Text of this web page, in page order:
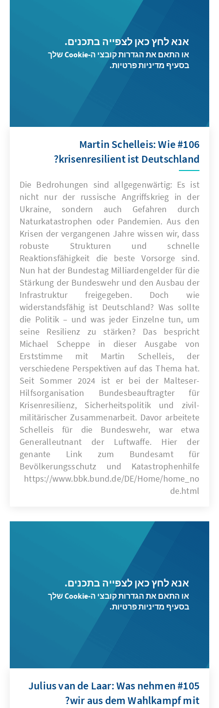
אנא לחץ כאן לצפייה בתכנים.
או התאם את הגדרות קובצי ה-Cookie שלך
בסעיף מדיניות פרטיות.
#106 Martin Schelleis: Wie
krisenresilient ist Deutschland?
Die Bedrohungen sind allgegenwärtig: Es ist
nicht nur der russische Angriffskrieg in der
Ukraine, sondern auch Gefahren durch
Naturkatastrophen oder Pandemien. Aus den
Krisen der vergangenen Jahre wissen wir, dass
robuste Strukturen und schnelle
Reaktionsfähigkeit die beste Vorsorge sind.
Nun hat der Bundestag Milliardengelder für die
Stärkung der Bundeswehr und den Ausbau der
Infrastruktur freigegeben. Doch wie
widerstandsfähig ist Deutschland? Was sollte
die Politik – und was jeder Einzelne tun, um
seine Resilienz zu stärken? Das bespricht
Michael Scheppe in dieser Ausgabe von
Erststimme mit Martin Schelleis, der
verschiedene Perspektiven auf das Thema hat.
Seit Sommer 2024 ist er bei der Malteser-
Hilfsorganisation Bundesbeauftragter für
Krisenresilienz, Sicherheitspolitik und zivil-
militärischer Zusammenarbeit. Davor arbeitete
Schelleis für die Bundeswehr, war etwa
Generalleutnant der Luftwaffe. Hier der
genante Link zum Bundesamt für
Bevölkerungsschutz und Katastrophenhilfe
https://www.bbk.bund.de/DE/Home/home_no
de.html
אנא לחץ כאן לצפייה בתכנים.
או התאם את הגדרות קובצי ה-Cookie שלך
בסעיף מדיניות פרטיות.
#105 Julius van de Laar: Was nehmen
wir aus dem Wahlkampf mit?